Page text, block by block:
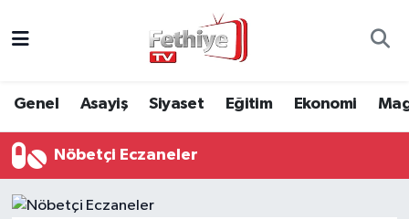
Genel Asayiş Siyaset Eğitim Ekonomi
Nöbetçi Eczaneler
Asayiş
Eğitim
Muğla Hava Durumu
Muğla Namaz Vakitleri
Muğla Trafik Yoğunluk Haritası